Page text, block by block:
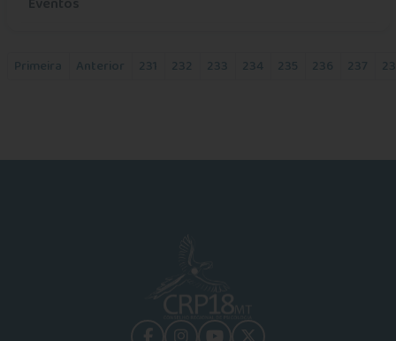
Primeira Anterior 231 232 233 234 235 236 237